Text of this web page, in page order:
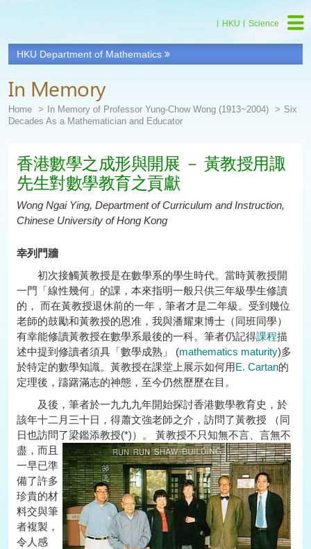
HKU Science
HKU Department of Mathematics
main
Content
In Memory
Home In Memory of Professor Yung-Chow Wong (1913~2004)
Six
Decades As a Mathematician and Educator
香港數學之成形與開展 － 黃教授用諏
先生對數學教育之貢獻
Wong Ngai Ying, Department of Curriculum and Instruction,
Chinese University of Hong Kong
幸列門牆
初次接觸黃教授是在數學系的學生時代。當時黃教授開
一門「線性幾何」的課，本來指明一般只供三年級學生修讀
的， 而在黃教授退休前的一年，筆者才是二年級。受到幾位
老師的鼓勵和黃教授的恩准，我與潘耀東博士（同班同學）
有幸能修讀黃教授在數學系最後的一科。筆者仍記得課程描
述中提到修讀者須具「數學成熟」 (mathematics maturity)多
於特定的數學知識。黃教授在課堂上展示如何用E. Cartan的
定理後，躊躇滿志的神態，至今仍然歷歷在目。
及後，筆者於一九九九年開始探討香港數學教育史，於
該年十二月三十日，得蕭文強老師之介，訪問了黃教授 （同
日也訪問了梁鑑添教授(*)）。 黃教授不只知無不言、言無不
盡，而且
一早已準
備了許多
珍貴的材
料交與筆
者複製，
令人感